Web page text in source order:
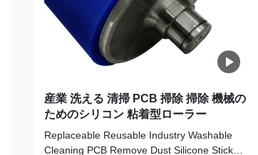
産業 洗える 清掃 PCB 掃除 掃除 機械の
ためのシリコン 粘着型ローラー
Replaceable Reusable Industry Washable
Cleaning PCB Remove Dust Silicone Sticky